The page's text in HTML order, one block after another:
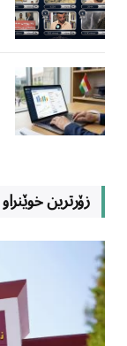
زۆرترین خوێنراو